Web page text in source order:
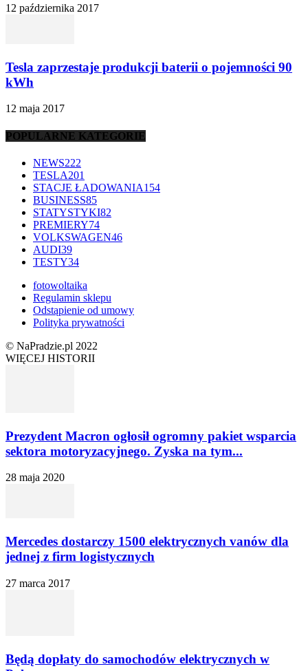
12 października 2017
Tesla zaprzestaje produkcji baterii o pojemności 90
kWh
12 maja 2017
POPULARNE KATEGORIE
NEWS222
TESLA201
STACJE ŁADOWANIA154
BUSINESS85
STATYSTYKI82
PREMIERY74
VOLKSWAGEN46
AUDI39
TESTY34
fotowoltaika
Regulamin sklepu
Odstąpienie od umowy
Polityka prywatności
© NaPradzie.pl 2022
WIĘCEJ HISTORII
Prezydent Macron ogłosił ogromny pakiet wsparcia
sektora motoryzacyjnego. Zyska na tym...
28 maja 2020
Mercedes dostarczy 1500 elektrycznych vanów dla
jednej z firm logistycznych
27 marca 2017
Będą dopłaty do samochodów elektrycznych w